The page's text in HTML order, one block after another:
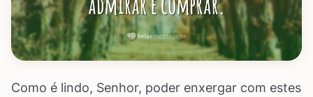
Como é lindo, Senhor, poder enxergar com estes